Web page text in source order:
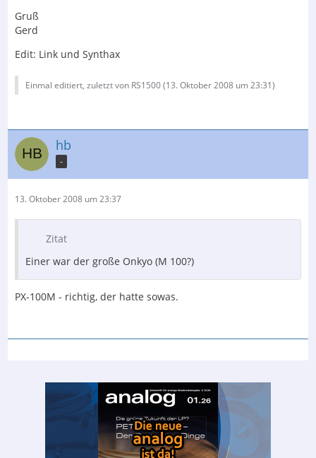
Gruß
Gerd
Edit: Link und Synthax
Einmal editiert, zuletzt von RS1500 (13. Oktober 2008 um 23:31)
hb
-
13. Oktober 2008 um 23:37
Zitat
Einer war der große Onkyo (M 100?)
PX-100M - richtig, der hatte sowas.